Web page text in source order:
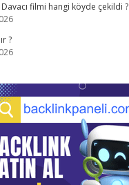
Davacı filmi hangi köyde çekildi ?
?